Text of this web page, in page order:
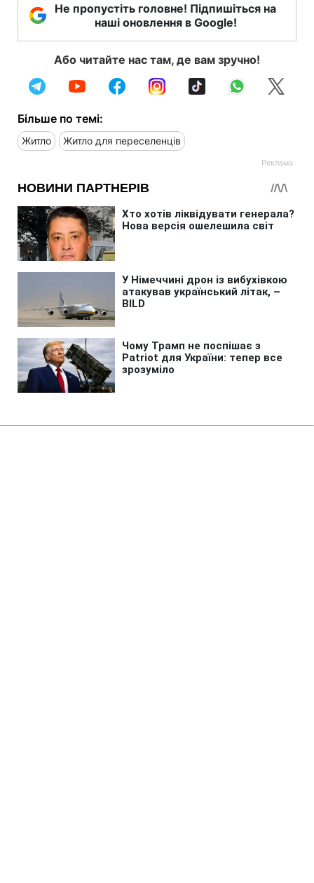
Не пропустіть головне! Підпишіться на
наші оновлення в Google!
Або читайте нас там, де вам зручно!
Більше по темі:
Житло Житло для переселенців